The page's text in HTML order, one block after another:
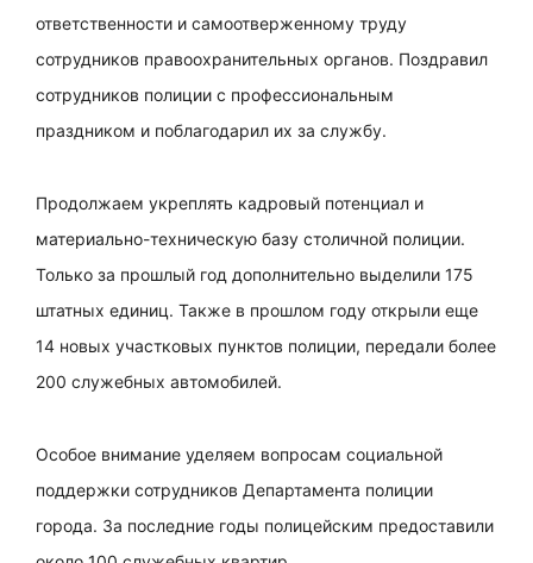
ответственности и самоотверженному труду
сотрудников правоохранительных органов. Поздравил
сотрудников полиции с профессиональным
праздником и поблагодарил их за службу.
Продолжаем укреплять кадровый потенциал и
материально-техническую базу столичной полиции.
Только за прошлый год дополнительно выделили 175
штатных единиц. Также в прошлом году открыли еще
14 новых участковых пунктов полиции, передали более
200 служебных автомобилей.
Особое внимание уделяем вопросам социальной
поддержки сотрудников Департамента полиции
города. За последние годы полицейским предоставили